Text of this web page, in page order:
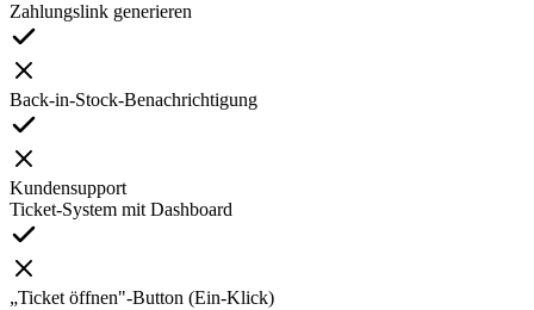
Zahlungslink generieren
Back-in-Stock-Benachrichtigung
Kundensupport
Ticket-System mit Dashboard
„Ticket öffnen"-Button (Ein-Klick)